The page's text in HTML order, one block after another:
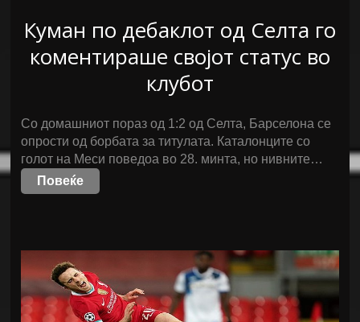
Куман по дебаклот од Селта го
коментираше својот статус во
клубот
Со домашниот пораз од 1:2 од Селта, Барселона се
опрости од борбата за титулата. Каталонците со
голот на Меси поведоа во 28. минта, но нивните…
Повеќе